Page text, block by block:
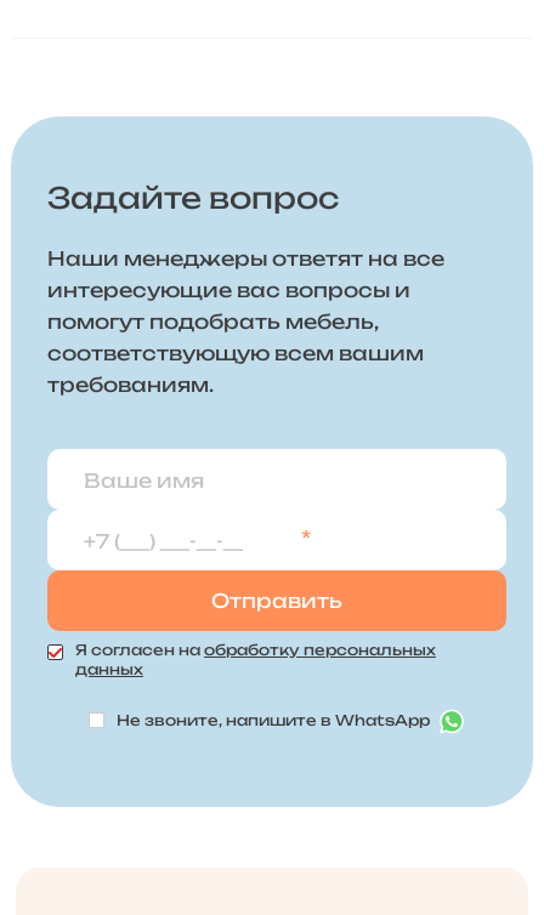
Задайте вопрос
Наши менеджеры ответят на все
интересующие вас вопросы и
помогут подобрать мебель,
соответствующую всем вашим
требованиям.
*
Я согласен на обработку персональных
данных
Не звоните, напишите в WhatsApp